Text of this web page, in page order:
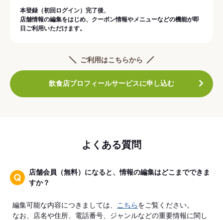
本登録（初回ログイン）完了後、
店舗情報の編集をはじめ、クーポン情報やメニューなどの機能が即
日ご利用いただけます。
ご利用はこちらから
飲食店プロフィールサービスに申し込む
よくある質問
店舗会員（無料）になると、情報の編集はどこまでできま
すか？
編集可能な内容につきましては、 こちらをご覧ください。
なお、店名や住所、電話番号、ジャンルなどの重要情報に関し